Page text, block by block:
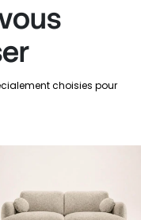
choisies pour